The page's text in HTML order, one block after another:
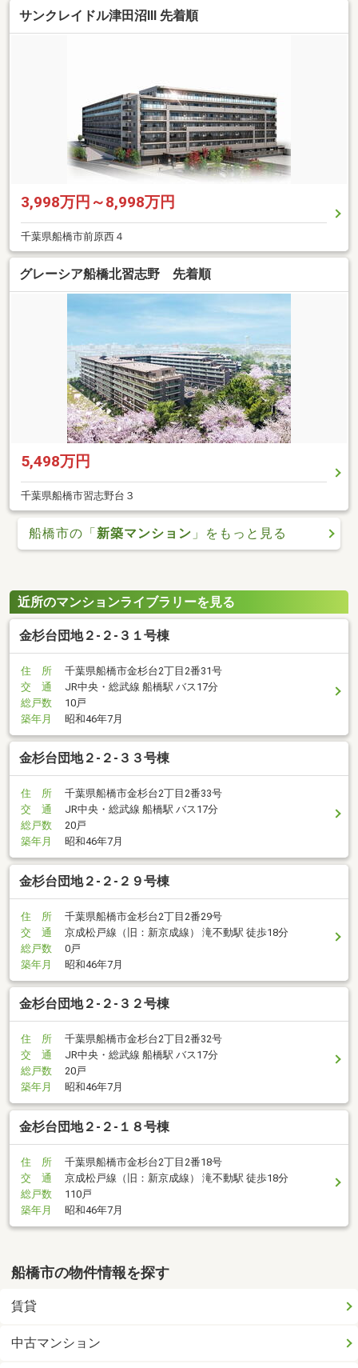
サンクレイドル津田沼III 先着順
3,998万円～8,998万円
千葉県船橋市前原西４
グレーシア船橋北習志野 先着順
5,498万円
千葉県船橋市習志野台３
船橋市の「新築マンション 」をもっと見る
近所のマンションライブラリーを見る
金杉台団地２-２-３１号棟
住 所
千葉県船橋市金杉台2丁目2番31号
交 通
JR中央・総武線 船橋駅 バス17分
総戸数
10戸
築年月
昭和46年7月
金杉台団地２-２-３３号棟
住 所
千葉県船橋市金杉台2丁目2番33号
交 通
JR中央・総武線 船橋駅 バス17分
総戸数
20戸
築年月
昭和46年7月
金杉台団地２-２-２９号棟
住 所
千葉県船橋市金杉台2丁目2番29号
交 通
京成松戸線（旧：新京成線） 滝不動駅 徒歩18分
総戸数
0戸
築年月
昭和46年7月
金杉台団地２-２-３２号棟
住 所
千葉県船橋市金杉台2丁目2番32号
交 通
JR中央・総武線 船橋駅 バス17分
総戸数
20戸
築年月
昭和46年7月
金杉台団地２-２-１８号棟
住 所
千葉県船橋市金杉台2丁目2番18号
交 通
京成松戸線（旧：新京成線） 滝不動駅 徒歩18分
総戸数
110戸
築年月
昭和46年7月
船橋市の物件情報を探す
賃貸
中古マンション